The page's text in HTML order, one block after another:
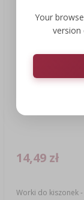
Worki do kiszonek
14,49 zł
Your
version